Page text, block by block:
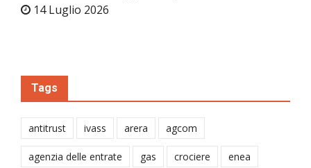
14 Luglio 2026
Tags
antitrust ivass arera agcom
agenzia delle entrate gas crociere enea